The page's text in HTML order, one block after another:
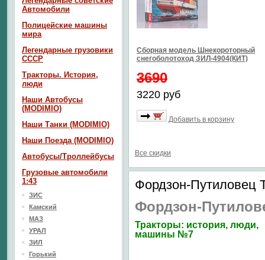
Сборная модель Шнекороторный
снегоболотоход ЗИЛ-4904(КИТ)
3690
3220 руб
Добавить в корзину
Все скидки
Фордзон-Путиловец
Фордзон-
Тракторы: история, люди,
машины №7
Автомобили
Полицейские машины
мира
Легендарные грузовики
СССР
Тракторы. История,
люди
Наши Автобусы
(MODIMIO)
Наши Танки (MODIMIO)
Наши Поезда (MODIMIO)
Автобусы/Троллейбусы
Грузовые автомобили
1:43
ЗИС
Камский
МАЗ
УРАЛ
ЗИЛ
Горький